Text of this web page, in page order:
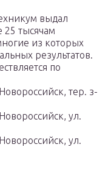
выдал
25 тысячам
из которых
результатов.
по
тер. з-
ул.
ул.